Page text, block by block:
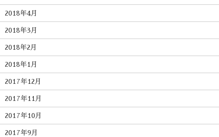
2018年4月
2018年3月
2018年2月
2018年1月
2017年12月
2017年11月
2017年10月
2017年9月